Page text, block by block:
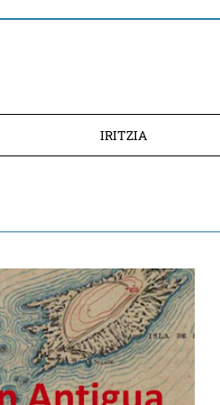
IRITZIA